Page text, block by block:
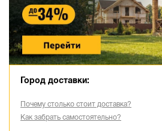
Город доставки:
Почему столько стоит доставка?
Как забрать самостоятельно?